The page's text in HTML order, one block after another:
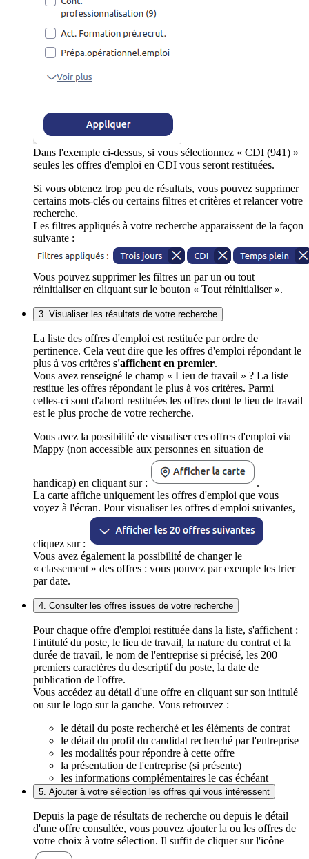
Dans l'exemple ci-dessus, si vous sélectionnez « CDI (941) »
seules les offres d'emploi en CDI vous seront restituées.
Si vous obtenez trop peu de résultats, vous pouvez supprimer
certains mots-clés ou certains filtres et critères et relancer votre
recherche.
Les filtres appliqués à votre recherche apparaissent de la façon
suivante :
Vous pouvez supprimer les filtres un par un ou tout
réinitialiser en cliquant sur le bouton « Tout réinitialiser ».
3. Visualiser les résultats de votre recherche
La liste des offres d'emploi est restituée par ordre de
pertinence. Cela veut dire que les offres d'emploi répondant le
plus à vos critères s'affichent en premier.
Vous avez renseigné le champ « Lieu de travail » ? La liste
restitue les offres répondant le plus à vos critères. Parmi
celles-ci sont d'abord restituées les offres dont le lieu de travail
est le plus proche de votre recherche.
Vous avez la possibilité de visualiser ces offres d'emploi via
Mappy (non accessible aux personnes en situation de
handicap) en cliquant sur :
.
La carte affiche uniquement les offres d'emploi que vous
voyez à l'écran. Pour visualiser les offres d'emploi suivantes,
cliquez sur :
Vous avez également la possibilité de changer le
« classement » des offres : vous pouvez par exemple les trier
par date.
4. Consulter les offres issues de votre recherche
Pour chaque offre d'emploi restituée dans la liste, s'affichent :
l'intitulé du poste, le lieu de travail, la nature du contrat et la
durée de travail, le nom de l'entreprise si précisé, les 200
premiers caractères du descriptif du poste, la date de
publication de l'offre.
Vous accédez au détail d'une offre en cliquant sur son intitulé
ou sur le logo sur la gauche. Vous retrouvez :
le détail du poste recherché et les éléments de contrat
le détail du profil du candidat recherché par l'entreprise
les modalités pour répondre à cette offre
la présentation de l'entreprise (si présente)
les informations complémentaires le cas échéant
5. Ajouter à votre sélection les offres qui vous intéressent
Depuis la page de résultats de recherche ou depuis le détail
d'une offre consultée, vous pouvez ajouter la ou les offres de
votre choix à votre sélection. Il suffit de cliquer sur l'icône